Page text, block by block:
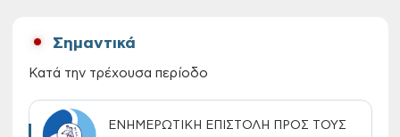
Σημαντικά
Κατά την τρέχουσα περίοδο
ΕΝΗΜΕΡΩΤΙΚΗ ΕΠΙΣΤΟΛΗ ΠΡΟΣ ΤΟΥΣ